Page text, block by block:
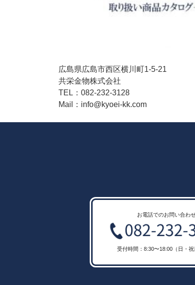
広島県広島市西区横川町1-5-21
共栄金物株式会社
TEL：082-232-3128
Mail：info@kyoei-kk.com
お電話でのお問い合わ
受付時間：8:30〜18:00（日・祝